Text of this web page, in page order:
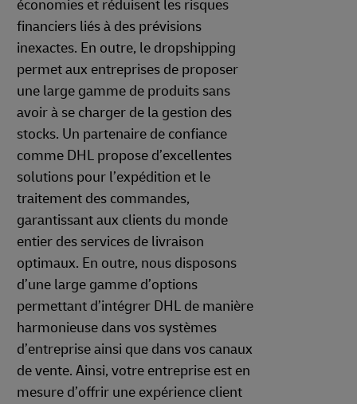
économies et réduisent les risques
financiers liés à des prévisions
inexactes. En outre, le dropshipping
permet aux entreprises de proposer
une large gamme de produits sans
avoir à se charger de la gestion des
stocks. Un partenaire de confiance
comme DHL propose d’excellentes
solutions pour l’expédition et le
traitement des commandes,
garantissant aux clients du monde
entier des services de livraison
optimaux. En outre, nous disposons
d’une large gamme d’options
permettant d’intégrer DHL de manière
harmonieuse dans vos systèmes
d’entreprise ainsi que dans vos canaux
de vente. Ainsi, votre entreprise est en
mesure d’offrir une expérience client